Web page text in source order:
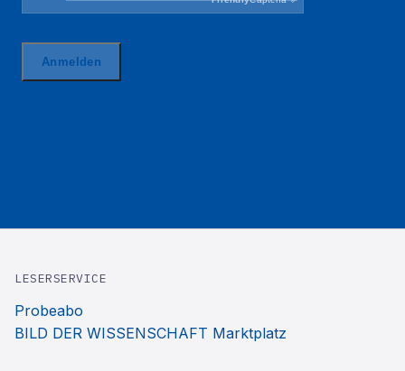
LESERSERVICE
Probeabo
BILD DER WISSENSCHAFT Marktplatz